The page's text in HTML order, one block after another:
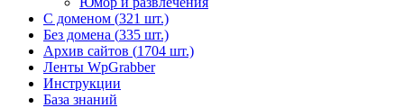
С доменом (321 шт.)
Без домена (335 шт.)
Архив сайтов (1704 шт.)
Ленты WpGrabber
Инструкции
База знаний